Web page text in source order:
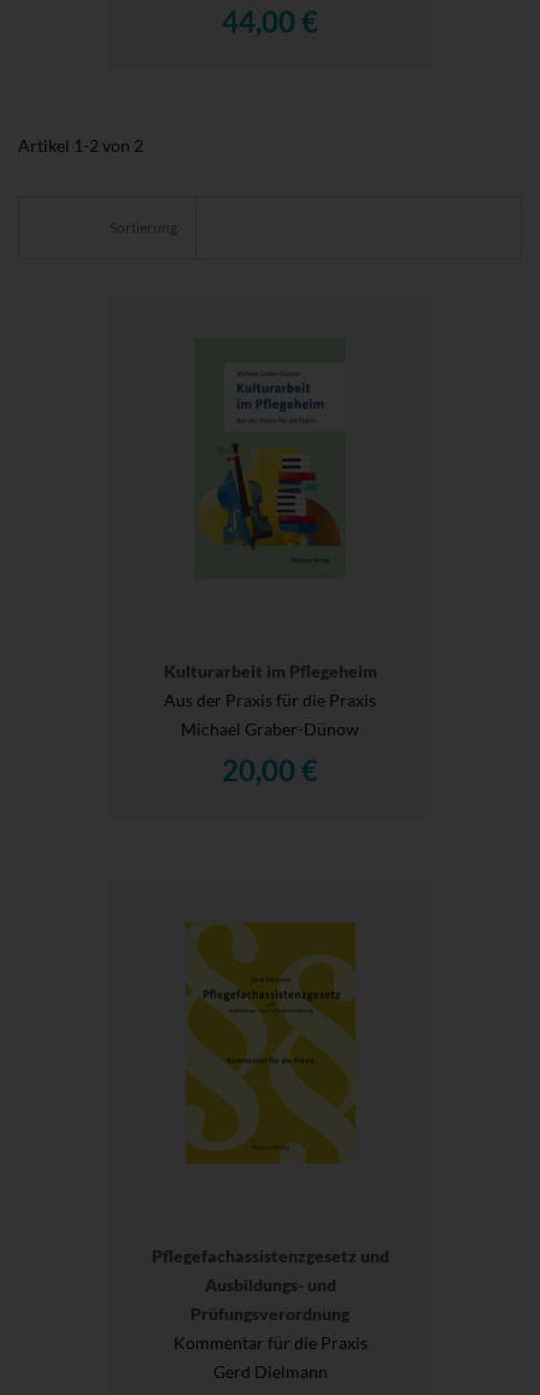
44,00 €
Artikel 1 -2 von 2
Sortierung
Kulturarbeit im Pflegeheim
Aus der Praxis für die Praxis
Michael Graber-Dünow
20,00 €
Pflegefachassistenzgesetz und
Ausbildungs- und
Prüfungsverordnung
Kommentar für die Praxis
Gerd Dielmann